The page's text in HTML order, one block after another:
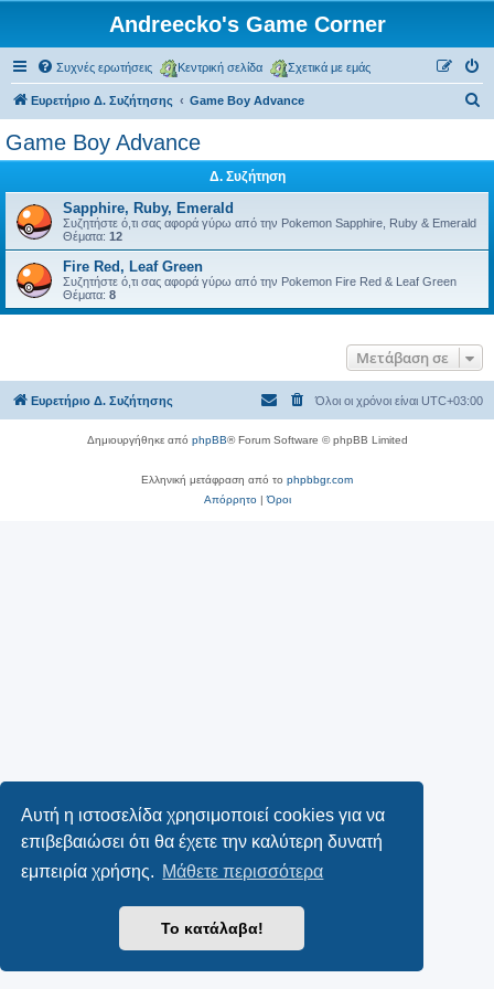
Αυτή η ιστοσελίδα χρησιμοποιεί cookies για να
επιβεβαιώσει ότι θα έχετε την καλύτερη δυνατή
εμπειρία χρήσης. Μάθετε περισσότερα
Το κατάλαβα!
Andreecko's Game Corner
Συχνές ερωτήσεις Κεντρική σελίδα Σχετικά με εμάς
Ευρετήριο Δ. Συζήτησης Game Boy Advance
η
Game Boy Advance
Δ. Συζήτηση
Sapphire, Ruby, Emerald
Συζητήστε ό,τι σας αφορά γύρω από την Pokemon Sapphire, Ruby & Emerald
Θέματα: 12
Fire Red, Leaf Green
Συζητήστε ό,τι σας αφορά γύρω από την Pokemon Fire Red & Leaf Green
Θέματα: 8
Μετάβαση σε
Ευρετήριο Δ. Συζήτησης Όλοι οι χρόνοι είναι UTC+03:00
Δημιουργήθηκε από phpBB® Forum Software © phpBB Limited
Ελληνική μετάφραση από το phpbbgr.com
Απόρρητο|Όροι